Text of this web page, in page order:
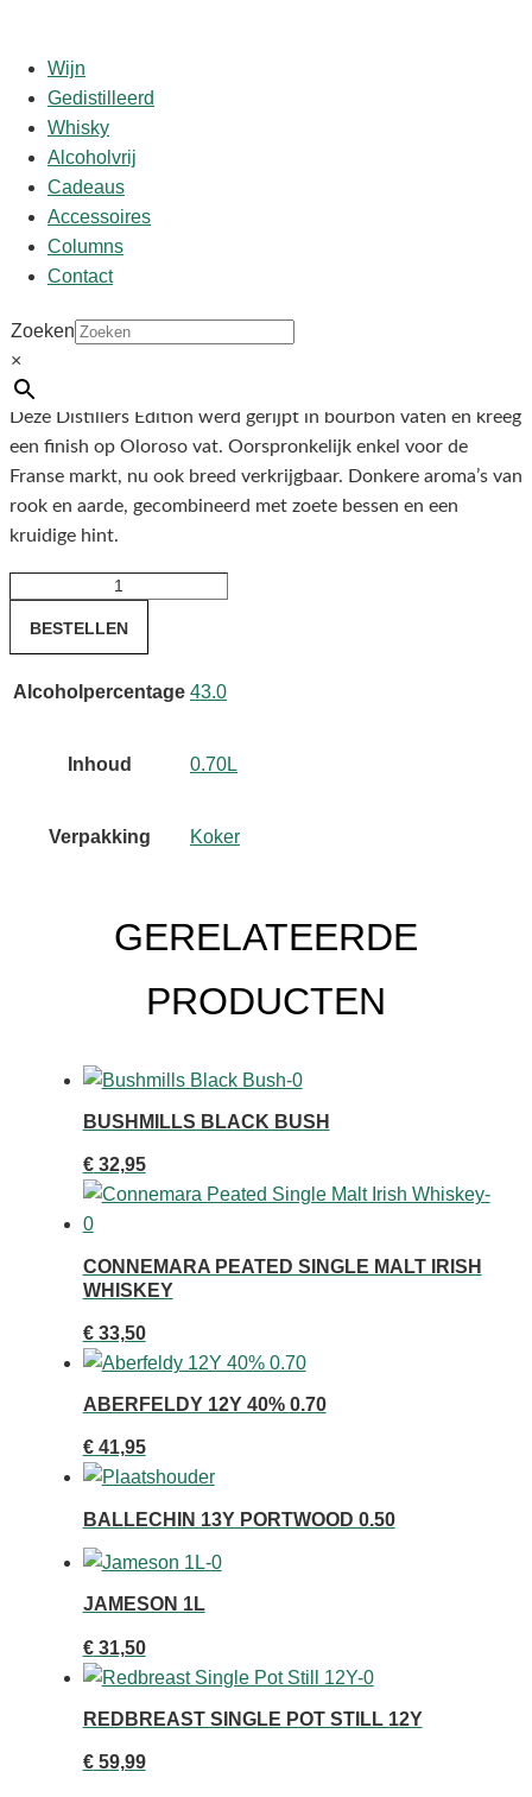
Wijn
Gedistilleerd
Whisky
Alcoholvrij
Cadeaus
Accessoires
Columns
Contact
Zoeken
×
Start/shop
Peated 0.70
Connemara 43% DE Peated
0.70
€
Deze Distillers Edition werd gerijpt in bourbon vaten en kreeg
een finish op Oloroso vat. Oorspronkelijk enkel voor de
Franse markt, nu ook breed verkrijgbaar. Donkere aroma’s van
rook en aarde, gecombineerd met zoete bessen en een
kruidige hint.
0.70
BESTELLEN
Alcoholpercentage 43.0
Inhoud 0.70L
Verpakking Koker
GERELATEERDE
PRODUCTEN
BUSHMILLS BLACK BUSH
€32,95
CONNEMARA PEATED SINGLE MALT IRISH
WHISKEY
€33,50
ABERFELDY 12Y 40% 0.70
€41,95
BALLECHIN 13Y PORTWOOD 0.50
JAMESON 1L
€31,50
REDBREAST SINGLE POT STILL 12Y
€59,99